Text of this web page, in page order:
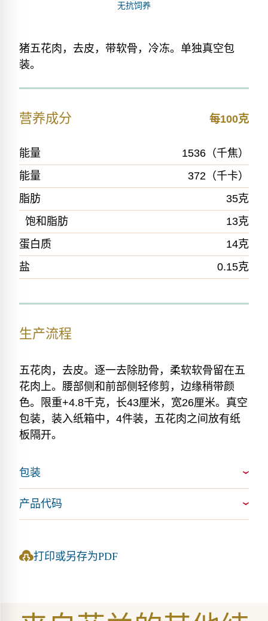
无抗饲养
猪五花肉，去皮，带软骨，冷冻。单独真空包
装。
营养成分 每100克
能量
1536（千焦）
能量
372（千卡）
脂肪
35克
饱和脂肪
13克
蛋白质
14克
盐
0.15克
生产流程
五花肉，去皮。逐一去除肋骨，柔软软骨留在五
花肉上。腰部侧和前部侧轻修剪，边缘稍带颜
色。限重+4.8千克，长43厘米，宽26厘米。真空
包装，装入纸箱中，4件装，五花肉之间放有纸
板隔开。
包装
长度: 452mm
宽度: 260mm
产品代码
打印或另存为PDF